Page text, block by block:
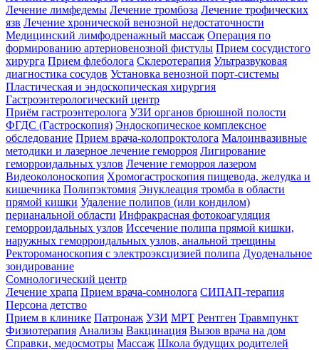
Лечение лимфедемы Лечение тромбоза Лечение трофических
язв Лечение хронической венозной недостаточности
Медицинский лимфодренажный массаж Операция по
формированию артериовенозной фистулы Прием сосудистого
хирурга Прием флеболога Склеротерапия Ультразвуковая
диагностика сосудов Установка венозной порт-системы
Пластическая и эндоскопическая хирургия
Гастроэнтерологический центр
Приём гастроэнтеролога УЗИ органов брюшной полости
ФГДС (Гастроскопия) Эндоскопическое комплексное
обследование Прием врача-колопроктолога Малоинвазивные
методики и лазерное лечение геморроя Лигирование
геморроидальных узлов Лечение геморроя лазером
Видеоколоноскопия Хромогастроскопия пищевода, желудка и
кишечника Полипэктомия Энуклеация тромба в области
прямой кишки Удаление полипов (или кондилом)
перианальной области Инфракрасная фотокоагуляция
геморроидальных узлов Иссечение полипа прямой кишки,
наружных геморроидальных узлов, анальной трещины
Ректороманоскопия с электроэксцизией полипа Дуоденальное
зондирование
Сомнологический центр
Лечение храпа Прием врача-сомнолога СИПАП-терапия
Персона детство
Прием в клинике Патронаж УЗИ МРТ Рентген Травмпункт
Физиотерапия Анализы Вакцинация Вызов врача на дом
Справки, медосмотры Массаж Школа будущих родителей